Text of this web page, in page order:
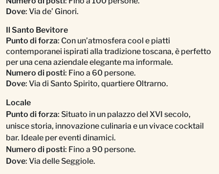
Dove: Via de’ Ginori.
Il Santo Bevitore
Punto di forza: Con un’atmosfera cool e piatti
contemporanei ispirati alla tradizione toscana, è perfetto
per una cena aziendale elegante ma informale.
Numero di posti: Fino a 60 persone.
Dove: Via di Santo Spirito, quartiere Oltrarno.
Locale
Punto di forza: Situato in un palazzo del XVI secolo,
unisce storia, innovazione culinaria e un vivace cocktail
bar. Ideale per eventi dinamici.
Numero di posti: Fino a 90 persone.
Dove: Via delle Seggiole.